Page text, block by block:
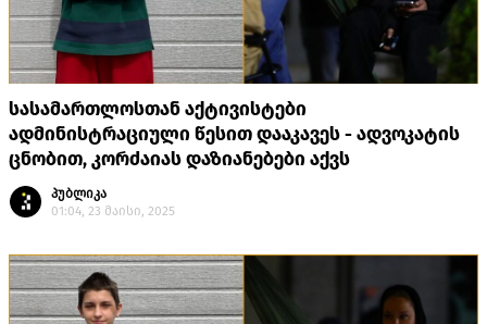
სასამართლოსთან აქტივისტები
ადმინისტრაციული წესით დააკავეს - ადვოკატის
ცნობით, კორძაიას დაზიანებები აქვს
პუბლიკა
01:04, 23 მაისი, 2025